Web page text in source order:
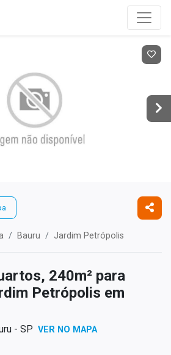
Bauru Jardim Petrópolis
240m² para
Petrópolis em
- SP VER NO MAPA